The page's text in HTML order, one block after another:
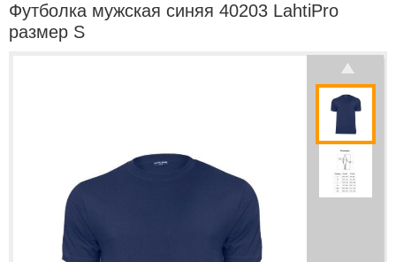
Футболка мужская синяя 40203 LahtiPro
размер S